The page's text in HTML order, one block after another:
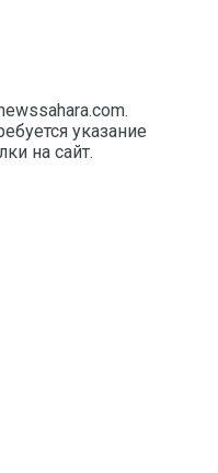
указание
на сайт.